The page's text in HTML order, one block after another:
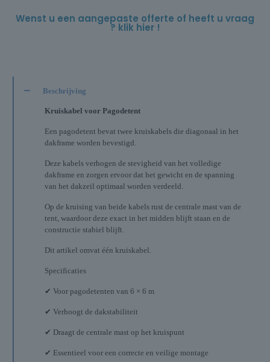
Wenst u een aangepaste offerte of heeft u vraag
? klik hier !
Beschrijving
Kruiskabel voor Pagodetent
Een pagodetent bevat twee kruiskabels die diagonaal in het
dakframe worden bevestigd.
Deze kabels verhogen de stevigheid van het volledige
dakframe en zorgen ervoor dat het gewicht en de spanning
van het dakzeil optimaal worden verdeeld.
Op de kruising van beide kabels rust de centrale mast van de
tent, waardoor deze exact in het midden blijft staan en de
constructie stabiel blijft.
Dit artikel omvat één kruiskabel.
Specificaties
✔ Voor pagodetenten van 6 × 6 m
✔ Verhoogt de dakstabiliteit
✔ Draagt de centrale mast op het kruispunt
✔ Essentieel voor een correcte en veilige montage